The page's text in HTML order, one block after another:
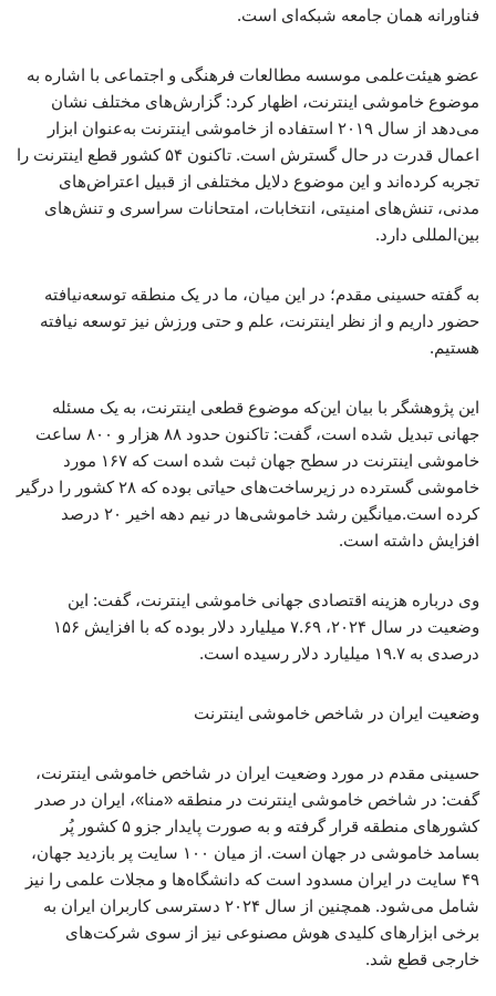
فناورانه همان جامعه شبکه‌ای است.
عضو هیئت‌علمی موسسه مطالعات فرهنگی و اجتماعی با اشاره به
موضوع خاموشی اینترنت، اظهار کرد: گزارش‌های مختلف نشان
می‌دهد از سال ۲۰۱۹ استفاده از خاموشی اینترنت به‌عنوان ابزار
اعمال قدرت در حال گسترش است. تاکنون ۵۴ کشور قطع اینترنت را
تجربه کرده‌اند و این موضوع دلایل مختلفی از قبیل اعتراض‌های
مدنی، تنش‌های امنیتی، انتخابات، امتحانات سراسری و تنش‌های
بین‌المللی دارد.
به گفته حسینی مقدم؛ در این میان، ما در یک منطقه توسعه‌نیافته
حضور داریم و از نظر اینترنت، علم و حتی ورزش نیز توسعه نیافته
هستیم.
این پژوهشگر با بیان این‌که موضوع قطعی اینترنت، به یک مسئله
جهانی تبدیل شده است، گفت: تاکنون حدود ۸۸ هزار و ۸۰۰ ساعت
خاموشی اینترنت در سطح جهان ثبت شده است که ۱۶۷ مورد
خاموشی گسترده در زیرساخت‌های حیاتی بوده که ۲۸ کشور را درگیر
کرده است.میانگین رشد خاموشی‌ها در نیم دهه اخیر ۲۰ درصد
افزایش داشته است.
وی درباره هزینه اقتصادی جهانی خاموشی اینترنت، گفت: این
وضعیت در سال ۲۰۲۴، ۷.۶۹ میلیارد دلار بوده که با افزایش ۱۵۶
درصدی به ۱۹.۷ میلیارد دلار رسیده است.
وضعیت ایران در شاخص خاموشی اینترنت
حسینی مقدم در مورد وضعیت ایران در شاخص خاموشی اینترنت،
گفت: در شاخص خاموشی اینترنت در منطقه «منا»، ایران در صدر
کشورهای منطقه قرار گرفته و به صورت پایدار جزو ۵ کشور پُر
بسامد خاموشی در جهان است. از میان ۱۰۰ سایت پر بازدید جهان،
۴۹ سایت در ایران مسدود است که دانشگاه‌ها و مجلات علمی را نیز
شامل می‌شود. همچنین از سال ۲۰۲۴ دسترسی کاربران ایران به
برخی ابزارهای کلیدی هوش مصنوعی نیز از سوی شرکت‌های
خارجی قطع شد.